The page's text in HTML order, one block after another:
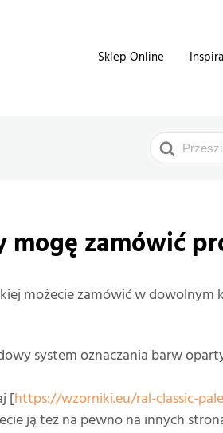
Sklep Online
Search
For
mogę zamówić
możecie zamówić w dowolnym
system oznaczania barw
[https://wzorniki.eu/ral-classic-
ją też na pewno na innych